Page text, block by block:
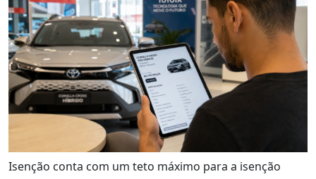
Isenção conta com um teto máximo para a isenção